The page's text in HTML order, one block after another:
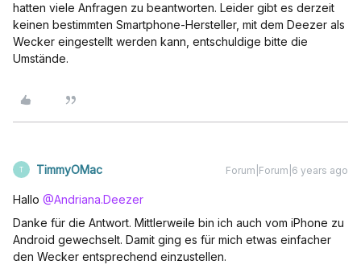
hatten viele Anfragen zu beantworten. Leider gibt es derzeit
keinen bestimmten Smartphone-Hersteller, mit dem Deezer als
Wecker eingestellt werden kann, entschuldige bitte die
Umstände.
T TimmyOMac Forum|Forum|6 years ago
Hallo @Andriana.Deezer
Danke für die Antwort. Mittlerweile bin ich auch vom iPhone zu
Android gewechselt. Damit ging es für mich etwas einfacher
den Wecker entsprechend einzustellen.